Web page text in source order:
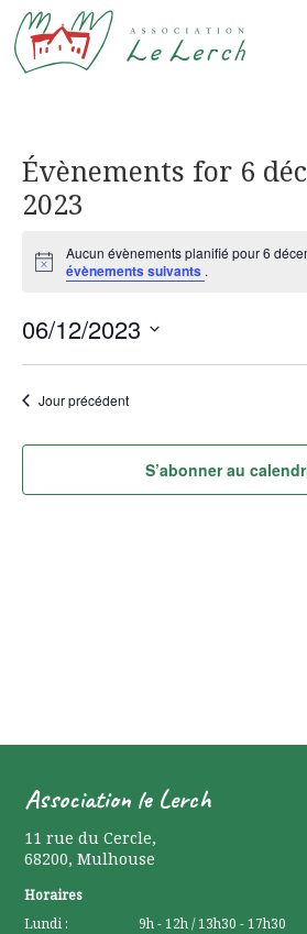
Le Lerchenberg Association à
Évènements for 6
2023
Notice
Aucun évènements planifié pour 6
évènements suivants .
06/12/2023
Sélectionnez
date.
Jour précédent
S’abonner au
Association le Lerch
11 rue du Cercle,
68200, Mulhouse
Horaires
Lundi :
9h - 12h / 13h30 - 17h30